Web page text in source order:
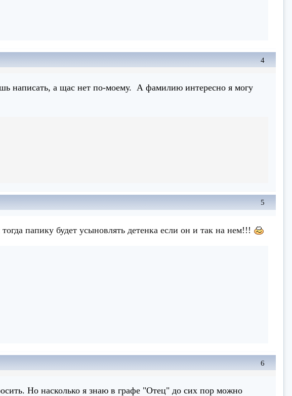
4
написать, а щас нет по-моему. А фамилию интересно я могу
5
папику будет усыновлять детенка если он и так на нем!!!
6
Но насколько я знаю в графе "Отец" до сих пор можно